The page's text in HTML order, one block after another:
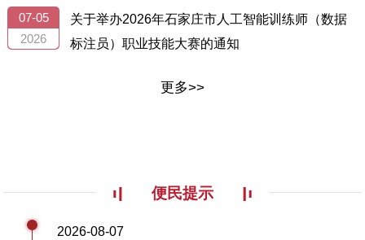
07-05
2026
关于举办2026年石家庄市人工智能训练师（数据
标注员）职业技能大赛的通知
更多>>
便民提示
2026-08-07